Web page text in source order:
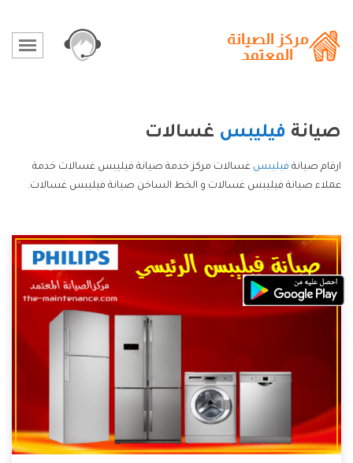
صيانة فيليبس غسالات
ارقام صيانة فيليبس غسالات مركز خدمة صيانة فيليبس غسالات خدمة
عملاء صيانة فيليبس غسالات و الخط الساخن صيانة فيليبس غسالات.